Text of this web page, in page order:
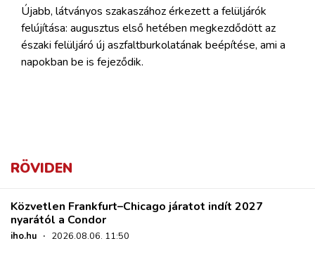
Újabb, látványos szakaszához érkezett a felüljárók
felújítása: augusztus első hetében megkezdődött az
északi felüljáró új aszfaltburkolatának beépítése, ami a
napokban be is fejeződik.
RÖVIDEN
Közvetlen Frankfurt–Chicago járatot indít 2027
nyarától a Condor
iho.hu · 2026.08.06. 11:50